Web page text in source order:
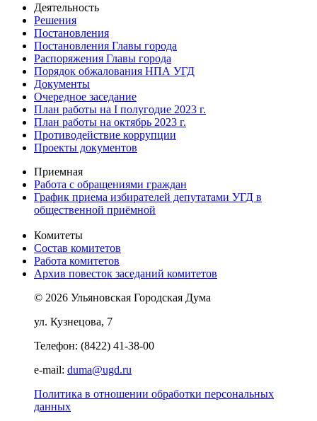
Деятельность
Решения
Постановления
Постановления Главы города
Распоряжения Главы города
Порядок обжалования НПА УГД
Документы
Очередное заседание
План работы на I полугодие 2023 г.
План работы на октябрь 2023 г.
Противодействие коррупции
Проекты документов
Приемная
Работа с обращениями граждан
График приема избирателей депутатами УГД в
общественной приёмной
Комитеты
Состав комитетов
Работа комитетов
Архив повесток заседаний комитетов
© 2026 Ульяновская Городская Дума
ул. Кузнецова, 7
Телефон: (8422) 41-38-00
e-mail: duma@ugd.ru
Политика в отношении обработки персональных
данных